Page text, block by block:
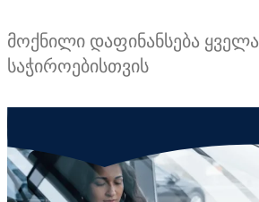
მოქნილი დაფინანსება ყველა
საჭიროებისთვის